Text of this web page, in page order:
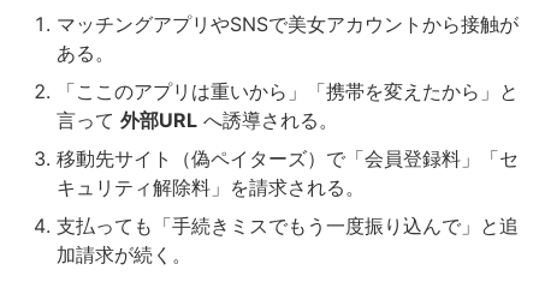
マッチングアプリやSNSで美女アカウントから接触が
ある。
「ここのアプリは重いから」「携帯を変えたから」と
言って 外部URL へ誘導される。
移動先サイト（偽ペイターズ）で「会員登録料」「セ
キュリティ解除料」を請求される。
支払っても「手続きミスでもう一度振り込んで」と追
加請求が続く。